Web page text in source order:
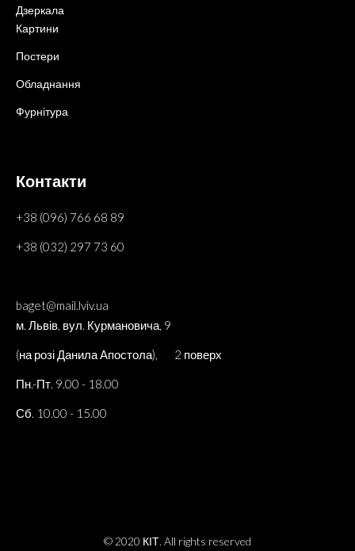
Дзеркала
Картини
Постери
Обладнання
Фурнітура
Контакти
+38 (096) 766 68 89
+38 (032) 297 73 60
baget@mail.lviv.ua
м. Львів, вул. Курмановича, 9
(на розі Данила Апостола), 2 поверх
Пн.-Пт. 9.00 - 18.00
Сб. 10.00 - 15.00
© 2020 КІТ. All rights reserved